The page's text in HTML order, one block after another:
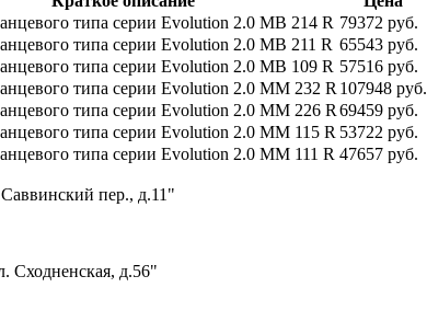
типа серии Evolution 2.0 MB 214 R 79372 руб.
типа серии Evolution 2.0 MB 211 R 65543 руб.
типа серии Evolution 2.0 MB 109 R 57516 руб.
типа серии Evolution 2.0 MM 232 R 107948 руб.
типа серии Evolution 2.0 MM 226 R 69459 руб.
типа серии Evolution 2.0 MM 115 R 53722 руб.
типа серии Evolution 2.0 MM 111 R 47657 руб.
пер., д.11"
Сходненская, д.56"